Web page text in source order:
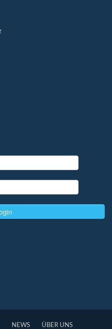
NEWS ÜBER UNS